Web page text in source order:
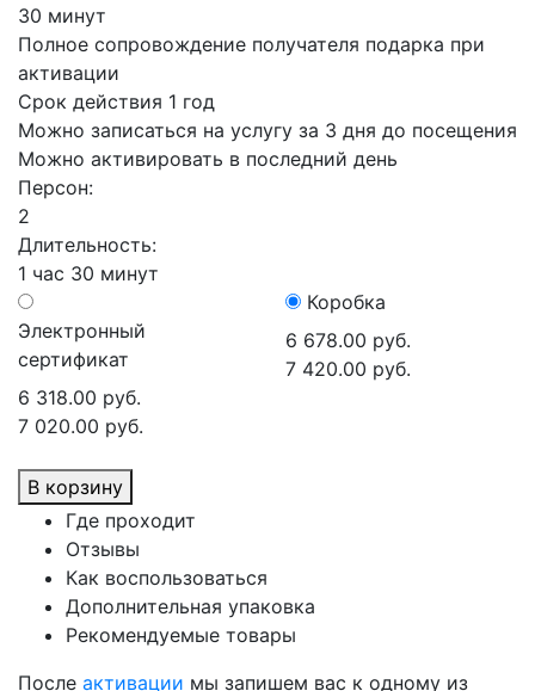
30 минут
Полное сопровождение получателя подарка при
активации
Срок действия 1 год
Можно записаться на услугу за 3 дня до посещения
Можно активировать в последний день
Персон:
2
Длительность:
1 час 30 минут
Электронный
сертификат
6 318.00 руб.
7 020.00 руб.
Коробка
6 678.00 руб.
7 420.00 руб.
В корзину
Где проходит
Отзывы
Как воспользоваться
Дополнительная упаковка
Рекомендуемые товары
После активации мы запишем вас к одному из